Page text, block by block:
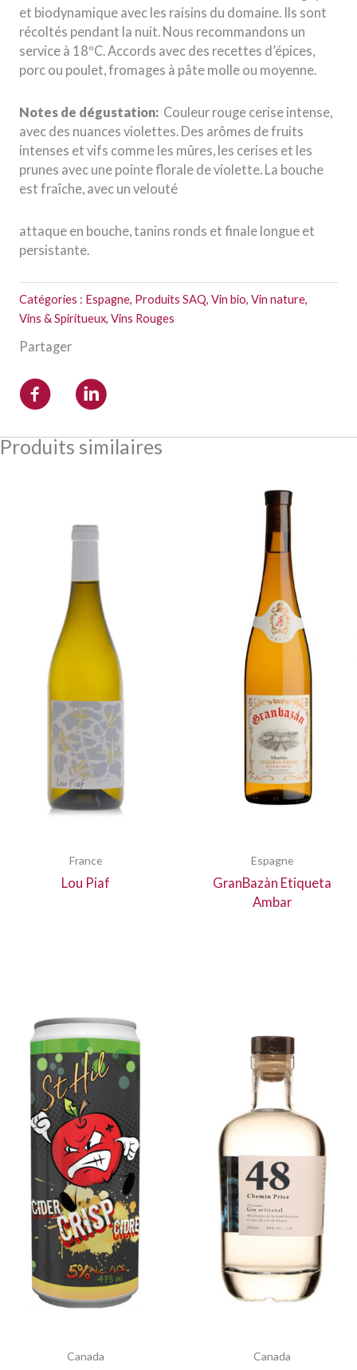
et biodynamique avec les raisins du domaine. Ils sont
récoltés pendant la nuit. Nous recommandons un
service à 18ºC. Accords avec des recettes d’épices,
porc ou poulet, fromages à pâte molle ou moyenne.
Notes de dégustation: Couleur rouge cerise intense,
avec des nuances violettes. Des arômes de fruits
intenses et vifs comme les mûres, les cerises et les
prunes avec une pointe florale de violette. La bouche
est fraîche, avec un velouté
attaque en bouche, tanins ronds et finale longue et
persistante.
Catégories : Espagne, Produits SAQ, Vin bio, Vin nature,
Vins & Spiritueux, Vins Rouges
Partager
Produits similaires
France
Lou Piaf
Espagne
GranBazàn Etiqueta
Ambar
Canada Canada